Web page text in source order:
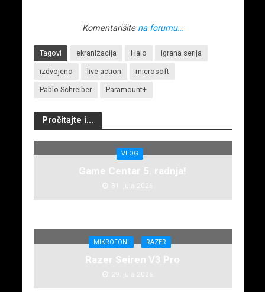
Komentarišite na forumu…
Tagovi ekranizacija Halo igrana serija
izdvojeno live action microsoft
Pablo Schreiber Paramount+
Pročitajte i...
VLOG
Game Centar 5. radnja!
31. jula 2026.
MIKROFONI RAZER
Razer Seiren V3 Pro
29. jula 2026.